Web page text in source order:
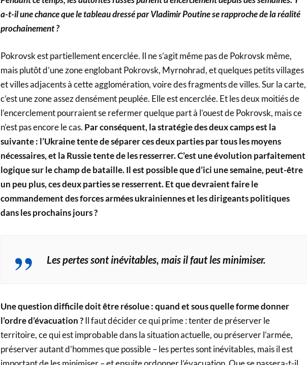
a-t-il une chance que le tableau dressé par Vladimir Poutine se rapproche de la réalité
prochainement ?
Pokrovsk est partiellement encerclée. Il ne s’agit même pas de Pokrovsk même,
mais plutôt d’une zone englobant Pokrovsk, Myrnohrad, et quelques petits villages
et villes adjacents à cette agglomération, voire des fragments de villes. Sur la carte,
c’est une zone assez densément peuplée. Elle est encerclée. Et les deux moitiés de
l’encerclement pourraient se refermer quelque part à l’ouest de Pokrovsk, mais ce
n’est pas encore le cas. Par conséquent, la stratégie des deux camps est la
suivante : l’Ukraine tente de séparer ces deux parties par tous les moyens
nécessaires, et la Russie tente de les resserrer. C’est une évolution parfaitement
logique sur le champ de bataille. Il est possible que d’ici une semaine, peut-être
un peu plus, ces deux parties se resserrent. Et que devraient faire le
commandement des forces armées ukrainiennes et les dirigeants politiques
dans les prochains jours ?
Les pertes sont inévitables, mais il faut les minimiser.
Une question difficile doit être résolue : quand et sous quelle forme donner
l’ordre d’évacuation ?Il faut décider ce qui prime : tenter de préserver le
territoire, ce qui est improbable dans la situation actuelle, ou préserver l’armée,
préserver autant d’hommes que possible – les pertes sont inévitables, mais il est